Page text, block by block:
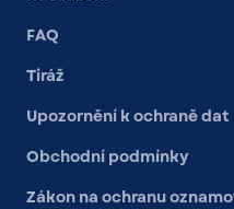
FAQ
Tiráž
Upozornění k ochraně dat
Obchodní podmínky
Zákon na ochranu